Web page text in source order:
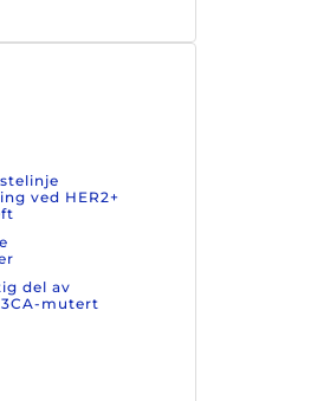
ved HER2+
del av
mutert